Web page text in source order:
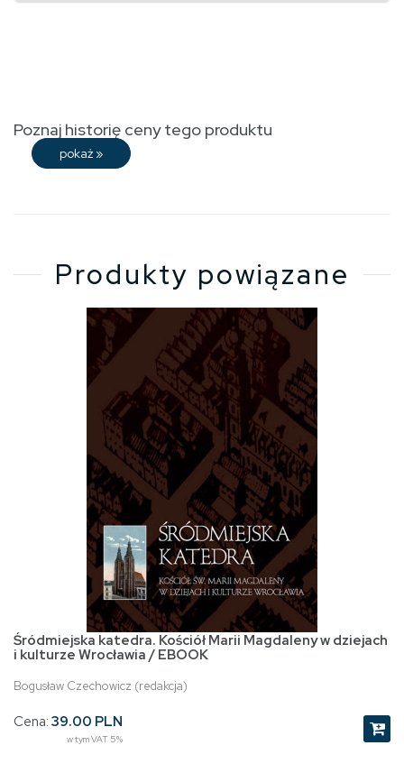
Poznaj historię ceny tego produktu
pokaż »
Produkty powiązane
Śródmiejska katedra. Kościół Marii Magdaleny w dziejach
i kulturze Wrocławia / EBOOK
Bogusław Czechowicz (redakcja)
Cena: 39.00 PLN
w tym VAT 5%